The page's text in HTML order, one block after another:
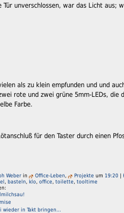
Tür unverschlossen, war das Licht aus;
als zu klein empfunden und und
rote und zwei grüne 5mm-LEDs,
Farbe.
für den Taster durch einen
Weber in Office-Leben, Projekte um 19:20 |
, basteln, klo, office, toilette, tooltime
wieder in Takt bringen...